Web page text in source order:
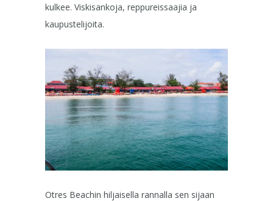
kulkee. Viskisankoja, reppureissaajia ja
kaupustelijoita.
Otres Beachin hiljaisella rannalla sen sijaan